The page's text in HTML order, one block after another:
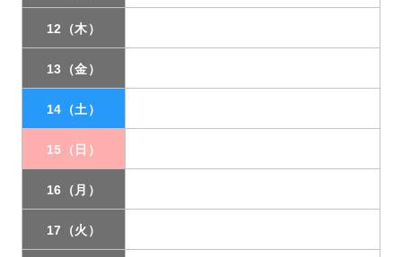
12（木）
13（金）
14（土）
15（日）
16（月）
17（火）